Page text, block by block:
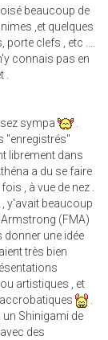
beaucoup de
,et quelques
clefs , etc ....
connais pas en
sympa
"enregistrés"
librement dans
a du se faire
, à vue de nez .
y'avait beaucoup
Armstrong (FMA)
donner une idée
très bien
artistiques , et
Shinigami de
des